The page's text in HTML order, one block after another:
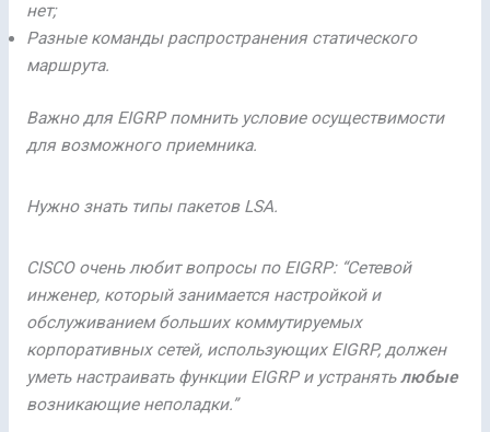
нет;
Разные команды распространения статического
маршрута.
Важно для EIGRP помнить условие осуществимости
для возможного приемника.
Нужно знать типы пакетов LSA.
CISCO очень любит вопросы по EIGRP: “Сетевой
инженер, который занимается настройкой и
обслуживанием больших коммутируемых
корпоративных сетей, использующих EIGRP, должен
уметь настраивать функции EIGRP и устранятьлюбые
возникающие неполадки.”